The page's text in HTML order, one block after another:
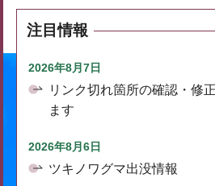
注目情報
2026年8月7日
リンク切れ箇所の確認・修
ます
2026年8月6日
ツキノワグマ出没情報